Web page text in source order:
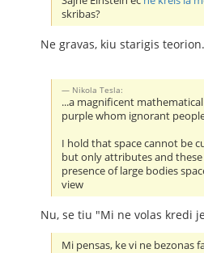
skribas?
Ne gravas, kiu starigis
Nikola Tesla:
...a magnificent
purple whom ignorant
I hold that space cannot be
but only attributes and
presence of large bodies
view
Nu, se tiu "Mi ne volas kredi
Mi pensas, ke vi ne bezonas